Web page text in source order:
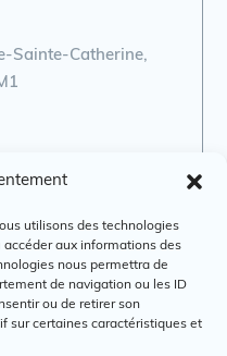
utilisons des technologies
aux informations des
nous permettra de
de navigation ou les ID
ou de retirer son
sur certaines caractéristiques et
Sainte-Catherine,